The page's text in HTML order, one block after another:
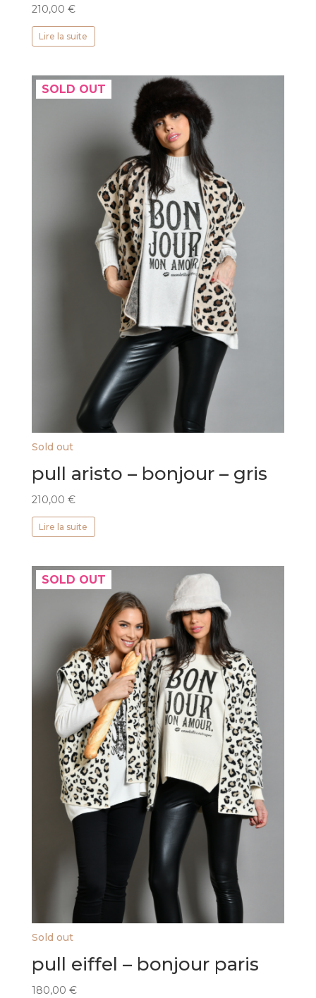
210,00 €
Lire la suite
SOLD OUT
Sold out
pull aristo – bonjour – gris
210,00 €
Lire la suite
SOLD OUT
Sold out
pull eiffel – bonjour paris
180,00 €